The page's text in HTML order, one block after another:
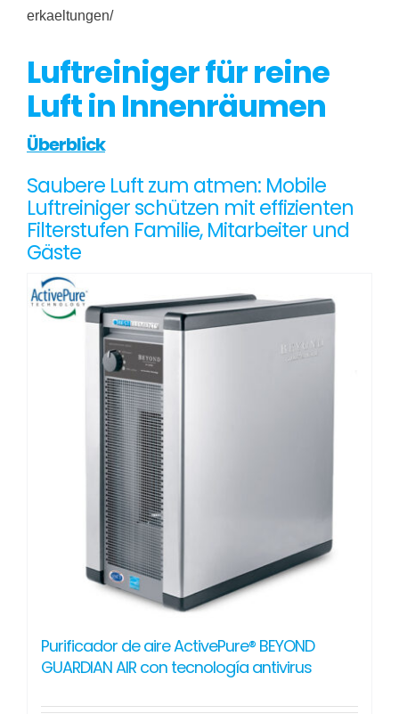
erkaeltungen/
Luftreiniger für reine
Luft in Innenräumen
Überblick
Saubere Luft zum atmen: Mobile
Luftreiniger schützen mit effizienten
Filterstufen Familie, Mitarbeiter und
Gäste
Purificador de aire ActivePure® BEYOND
GUARDIAN AIR con tecnología antivirus